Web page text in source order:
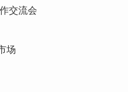
交流会
场